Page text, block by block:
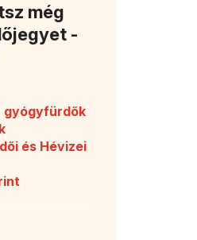
még
-
gyógyfürdők
és Hévizei